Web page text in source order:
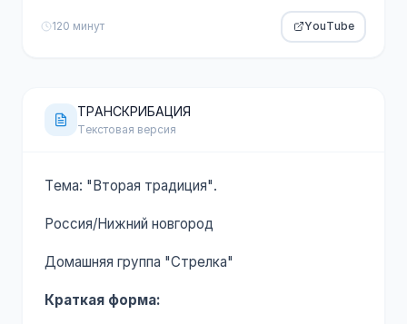
120 минут YouTube
ТРАНСКРИБАЦИЯ
Текстовая версия
Тема: "Вторая традиция".
Россия/Нижний новгород
Домашняя группа "Стрелка"
Краткая форма: